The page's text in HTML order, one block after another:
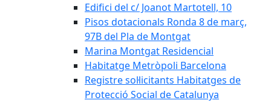
Edifici del c/ Joanot Martotell, 10
Pisos dotacionals Ronda 8 de març,
97B del Pla de Montgat
Marina Montgat Residencial
Habitatge Metròpoli Barcelona
Registre sol·licitants Habitatges de
Protecció Social de Catalunya